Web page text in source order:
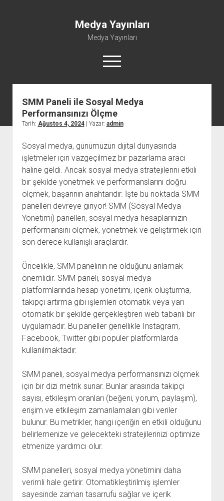
Medya Yayınları
Medya Yayınları
menüyü
aç
Instagram Beğeni Al
Liste
Shorts Abone Çoğaltma Hilesi Parasız
Şifresiz Spotify Takipçi Yükseltme
SMM Paneli ile Sosyal Medya
Performansınızı Ölçme
Tarih: Ağustos 4, 2024| Yazar: admin
Sosyal medya, günümüzün dijital dünyasında
işletmeler için vazgeçilmez bir pazarlama aracı
haline geldi. Ancak sosyal medya stratejilerini etkili
bir şekilde yönetmek ve performanslarını doğru
ölçmek, başarının anahtarıdır. İşte bu noktada SMM
panelleri devreye giriyor! SMM (Sosyal Medya
Yönetimi) panelleri, sosyal medya hesaplarınızın
performansını ölçmek, yönetmek ve geliştirmek için
son derece kullanışlı araçlardır.
Öncelikle, SMM panelinin ne olduğunu anlamak
önemlidir. SMM paneli, sosyal medya
platformlarında hesap yönetimi, içerik oluşturma,
takipçi artırma gibi işlemleri otomatik veya yarı
otomatik bir şekilde gerçekleştiren web tabanlı bir
uygulamadır. Bu paneller genellikle Instagram,
Facebook, Twitter gibi popüler platformlarda
kullanılmaktadır.
SMM paneli, sosyal medya performansınızı ölçmek
için bir dizi metrik sunar. Bunlar arasında takipçi
sayısı, etkileşim oranları (beğeni, yorum, paylaşım),
erişim ve etkileşim zamanlamaları gibi veriler
bulunur. Bu metrikler, hangi içeriğin en etkili olduğunu
belirlemenize ve gelecekteki stratejilerinizi optimize
etmenize yardımcı olur.
SMM panelleri, sosyal medya yönetimini daha
verimli hale getirir. Otomatikleştirilmiş işlemler
sayesinde zaman tasarrufu sağlar ve içerik